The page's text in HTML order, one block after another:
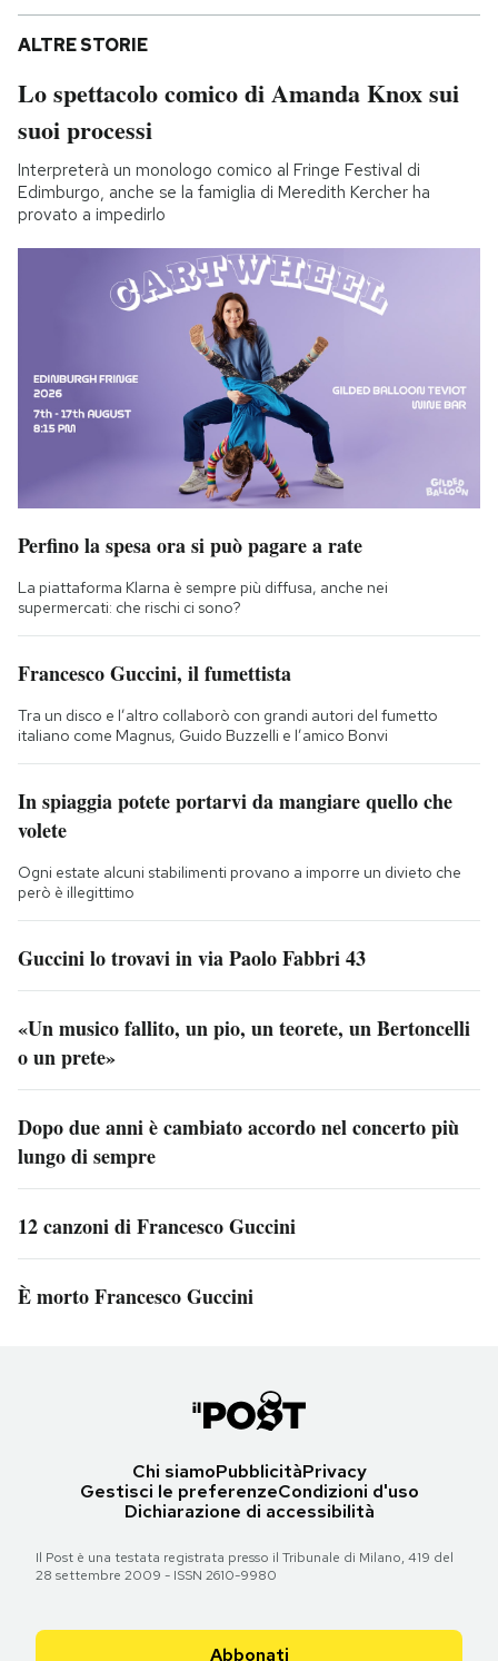
ALTRE STORIE
Lo spettacolo comico di Amanda Knox sui
suoi processi
Interpreterà un monologo comico al Fringe Festival di
Edimburgo, anche se la famiglia di Meredith Kercher ha
provato a impedirlo
Perfino la spesa ora si può pagare a rate
La piattaforma Klarna è sempre più diffusa, anche nei
supermercati: che rischi ci sono?
Francesco Guccini, il fumettista
Tra un disco e l’altro collaborò con grandi autori del fumetto
italiano come Magnus, Guido Buzzelli e l’amico Bonvi
In spiaggia potete portarvi da mangiare quello che
volete
Ogni estate alcuni stabilimenti provano a imporre un divieto che
però è illegittimo
Guccini lo trovavi in via Paolo Fabbri 43
«Un musico fallito, un pio, un teorete, un Bertoncelli
o un prete»
Dopo due anni è cambiato accordo nel concerto più
lungo di sempre
12 canzoni di Francesco Guccini
È morto Francesco Guccini
Chi siamoPubblicitàPrivacy
Gestisci le preferenzeCondizioni d'uso
Dichiarazione di accessibilità
Il Post è una testata registrata presso il Tribunale di Milano, 419 del
28 settembre 2009 - ISSN 2610-9980
Abbonati